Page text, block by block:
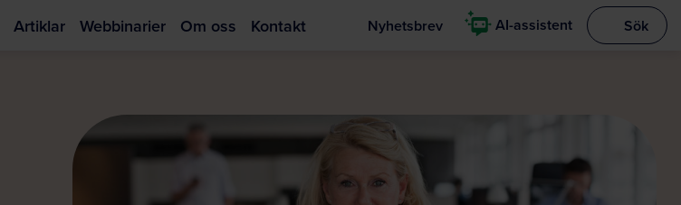
Artiklar Webbinarier Om oss Kontakt Nyhetsbrev AI-assistent Visa
Sök